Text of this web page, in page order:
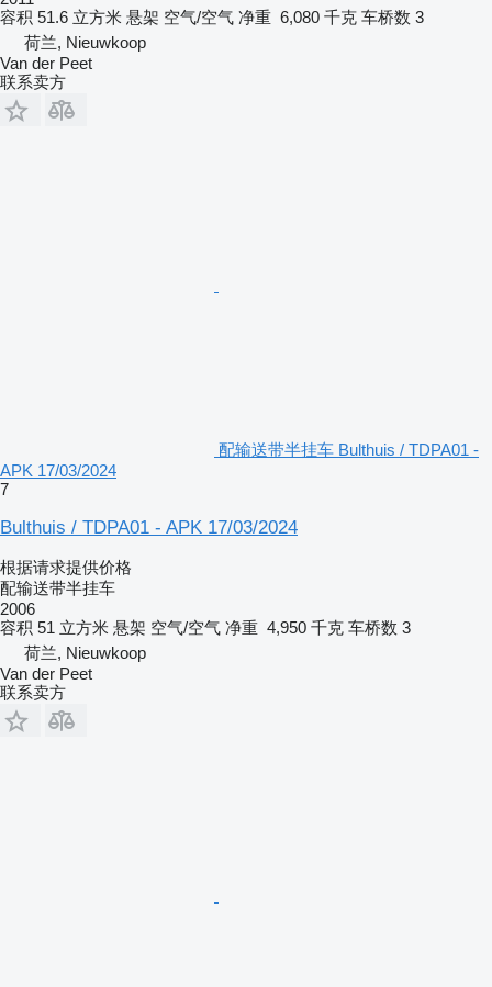
容积 51.6 立方米 悬架 空气/空气 净重 6,080 千克 车桥数 3
荷兰, Nieuwkoop
Van der Peet
联系卖方
配输送带半挂车 Bulthuis / TDPA01 -
APK 17/03/2024
7
Bulthuis / TDPA01 - APK 17/03/2024
根据请求提供价格
配输送带半挂车
2006
容积 51 立方米 悬架 空气/空气 净重 4,950 千克 车桥数 3
荷兰, Nieuwkoop
Van der Peet
联系卖方